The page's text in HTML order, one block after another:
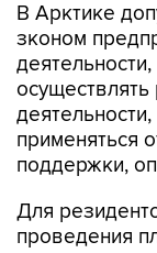
В Арктике
зконом
применяться
поддержки,
Для
проведения